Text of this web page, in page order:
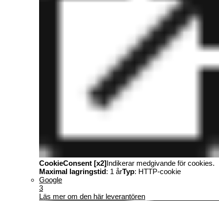
CookieConsent [x2]Indikerar medgivande för cookies.
Maximal lagringstid: 1 årTyp: HTTP-cookie
Google
3
Läs mer om den här leverantören